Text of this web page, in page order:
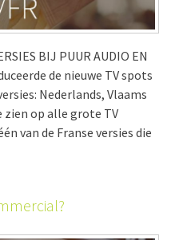
BIJ PUUR AUDIO EN
de nieuwe TV spots
Nederlands, Vlaams
zien op alle grote TV
van de Franse versies die